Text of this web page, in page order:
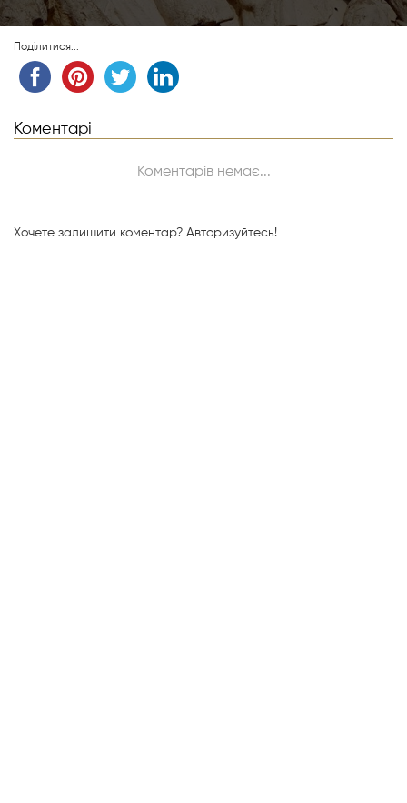
Поділитися...
Коментарі
Коментарів немає...
Хочете залишити коментар? Авторизуйтесь!